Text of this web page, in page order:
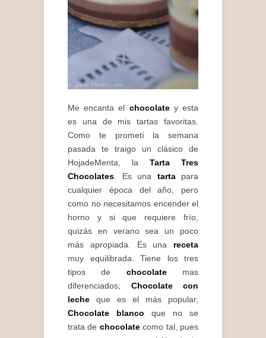
Me encanta el chocolatey esta
es una de mis tartas favoritas.
Como te prometí la semana
pasada te traigo un clásico de
HojadeMenta, la Tarta Tres
Chocolates. Es una tartapara
cualquier época del año, pero
como no necesitamos encender el
horno y si que requiere frío,
quizás en verano sea un poco
más apropiada. Es una receta
muy equilibrada. Tiene los tres
tipos de chocolatemas
diferenciados; Chocolate con
leche que es el más popular,
Chocolate blanco que no se
trata de chocolatecomo tal, pues